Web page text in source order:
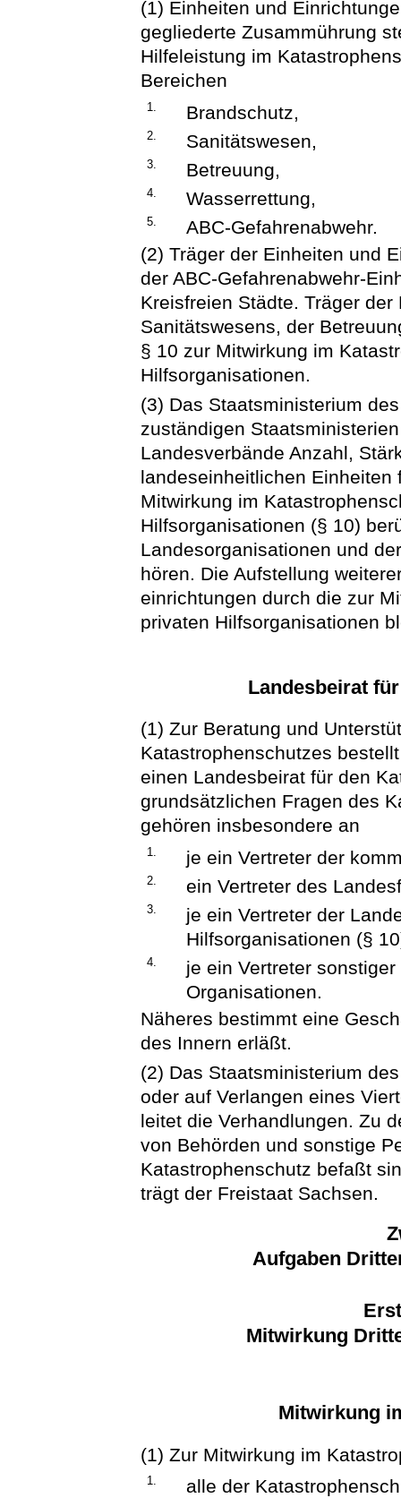
(1) Einheiten und
gegliederte Zusammührung
Hilfeleistung im
Bereichen
1. Brandschutz,
2. Sanitätswesen,
3. Betreuung,
4. Wasserrettung,
5.
ABC-Gefahrenabwehr.
(2) Träger der Einheiten und
der ABC-Gefahrenabwehr-
Kreisfreien Städte. Träger
Sanitätswesens, der
§ 10 zur Mitwirkung im
Hilfsorganisationen.
(3) Das Staatsministerium
zuständigen
Landesverbände Anzahl,
landeseinheitlichen
Mitwirkung im
Hilfsorganisationen (§ 10)
Landesorganisationen und
hören. Die Aufstellung
einrichtungen durch die zur
privaten Hilfsorganisationen
Landesbeirat
(1) Zur Beratung und
Katastrophenschutzes
einen Landesbeirat für den
grundsätzlichen Fragen des
gehören insbesondere an
1. je ein Vertreter der
2. ein Vertreter des
3.
je ein Vertreter der
Hilfsorganisationen (§
4.
je ein Vertreter
Organisationen.
Näheres bestimmt eine
des Innern erläßt.
(2) Das Staatsministerium
oder auf Verlangen eines
leitet die Verhandlungen. Zu
von Behörden und sonstige
Katastrophenschutz befaßt
trägt der Freistaat Sachsen.
Aufgaben
Mitwirkung
Mitwirkung
(1) Zur Mitwirkung im
1.
alle der